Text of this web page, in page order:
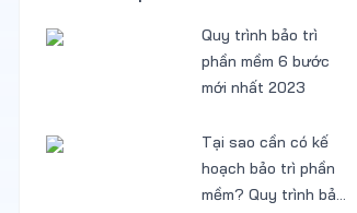
Quy trình bảo trì
phần mềm 6 bước
mới nhất 2023
Tại sao cần có kế
hoạch bảo trì phần
mềm? Quy trình bảo